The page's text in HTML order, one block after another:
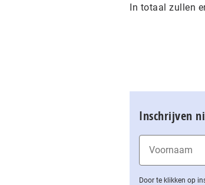
In totaal zullen
Inschrijven
Door te klikken op